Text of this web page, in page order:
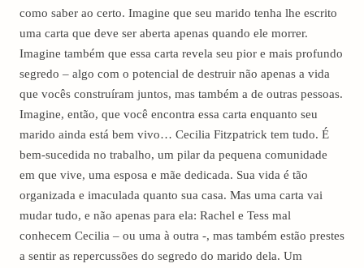
como saber ao certo. Imagine que seu marido tenha lhe escrito
uma carta que deve ser aberta apenas quando ele morrer.
Imagine também que essa carta revela seu pior e mais profundo
segredo – algo com o potencial de destruir não apenas a vida
que vocês construíram juntos, mas também a de outras pessoas.
Imagine, então, que você encontra essa carta enquanto seu
marido ainda está bem vivo… Cecilia Fitzpatrick tem tudo. É
bem-sucedida no trabalho, um pilar da pequena comunidade
em que vive, uma esposa e mãe dedicada. Sua vida é tão
organizada e imaculada quanto sua casa. Mas uma carta vai
mudar tudo, e não apenas para ela: Rachel e Tess mal
conhecem Cecilia – ou uma à outra -, mas também estão prestes
a sentir as repercussões do segredo do marido dela. Um